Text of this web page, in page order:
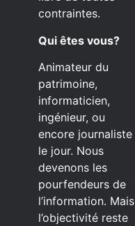
contraintes.
Qui êtes vous?
Animateur du
patrimoine,
informaticien,
ingénieur, ou
encore journaliste
le jour. Nous
devenons les
pourfendeurs de
l’information. Mais
l’objectivité reste